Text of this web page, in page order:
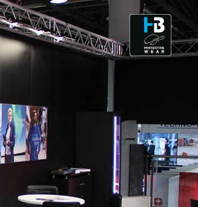
ESD - ELECTROSTATIC
DISCHARGE